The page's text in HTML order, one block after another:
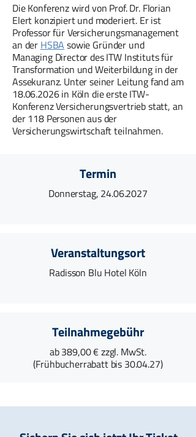
Die Konferenz wird von Prof. Dr. Florian
Elert konzipiert und moderiert. Er ist
Professor für Versicherungsmanagement
an der HSBA sowie Gründer und
Managing Director des ITW Instituts für
Transformation und Weiterbildung in der
Assekuranz. Unter seiner Leitung fand am
18.06.2026in Köln die erste ITW-
Konferenz Versicherungsvertrieb statt, an
der 118 Personen aus der
Versicherungswirtschaft teilnahmen.
Termin
Donnerstag, 24.06.2027
Veranstaltungsort
Radisson Blu Hotel Köln
Teilnahmegebühr
ab 389,00 € zzgl. MwSt.
(Frühbucherrabatt bis 30.04.27)